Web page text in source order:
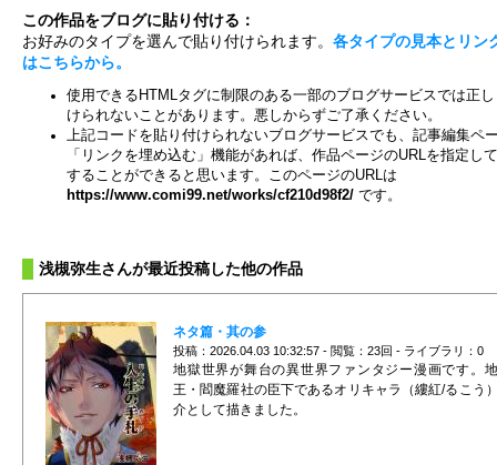
この作品をブログに貼り付ける：
お好みのタイプを選んで貼り付けられます。 各タイプの見本とリン
はこちらから。
使用できるHTMLタグに制限のある一部のブログサービスでは正
けられないことがあります。悪しからずご了承ください。
上記コードを貼り付けられないブログサービスでも、記事編集ペ
「リンクを埋め込む」機能があれば、作品ページのURLを指定し
することができると思います。このページのURLは
https://www.comi99.net/works/cf210d98f2/ です。
浅槻弥生さんが最近投稿した他の作品
ネタ篇・其の参
投稿：2026.04.03 10:32:57 - 閲覧：23回 - ライブラリ：0
地獄世界が舞台の異世界ファンタジー漫画です。
王・閻魔羅社の臣下であるオリキャラ（縷紅/るこう
介として描きました。